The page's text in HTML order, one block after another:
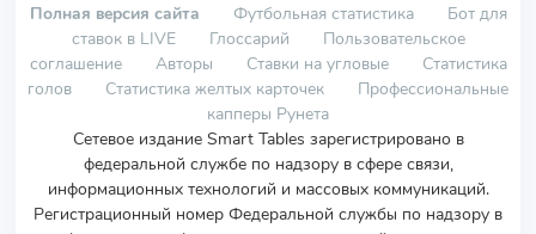
Полная версия сайта Футбольная статистика
Бот для
ставок в LIVE
Глоссарий
Пользовательское
соглашение
Авторы Ставки на угловые
Статистика
голов
Статистика желтых карточек
Профессиональные
капперы Рунета
Сетевое издание Smart Tables зарегистрировано в
федеральной службе по надзору в сфере связи,
информационных технологий и массовых коммуникаций.
Регистрационный номер Федеральной службы по надзору в